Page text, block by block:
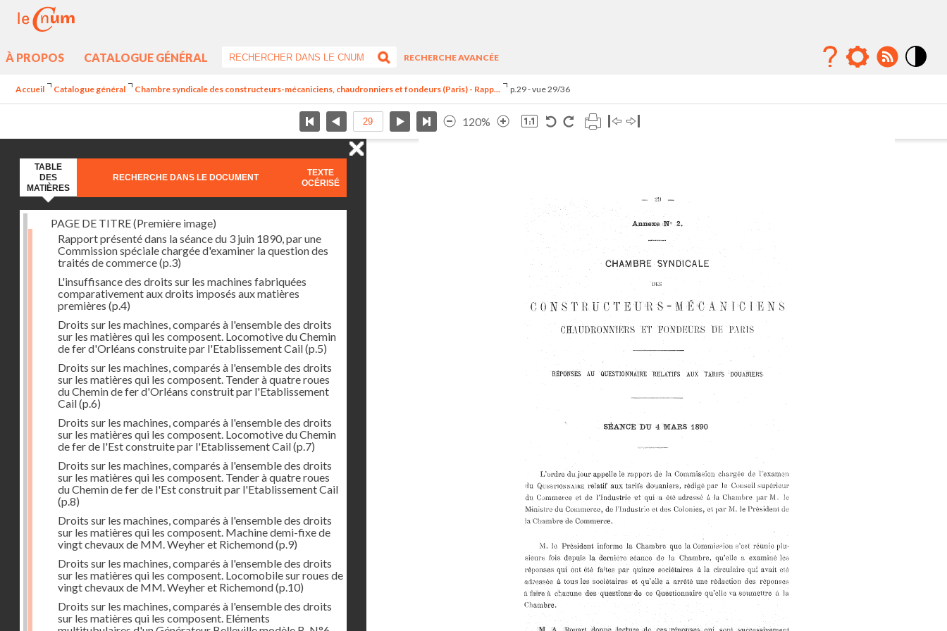
À PROPOS CATALOGUE GÉNÉRAL
RECHERCHE AVANCÉE
Accueil Catalogue général Chambre syndicale des constructeurs-mécaniciens, chaudronniers et fondeurs (Paris) - Rapp... p.29 - vue 29/36
120%
TABLE
DES
MATIÈRES
RECHERCHE DANS LE DOCUMENT
TEXTE
OCÉRISÉ
PAGE DE TITRE (Première image)
Rapport présenté dans la séance du 3 juin 1890, par une
Commission spéciale chargée d'examiner la question des
traités de commerce(p.3)
L'insuffisance des droits sur les machines fabriquées
comparativement aux droits imposés aux matières
premières (p.4)
Droits sur les machines, comparés à l'ensemble des droits
sur les matières qui les composent. Locomotive du Chemin
de fer d'Orléans construite par l'Etablissement Cail(p.5)
Droits sur les machines, comparés à l'ensemble des droits
sur les matières qui les composent. Tender à quatre roues
du Chemin de fer d'Orléans construit par l'Etablissement
Cail(p.6)
Droits sur les machines, comparés à l'ensemble des droits
sur les matières qui les composent. Locomotive du Chemin
de fer de l'Est construite par l'Etablissement Cail(p.7)
Droits sur les machines, comparés à l'ensemble des droits
sur les matières qui les composent. Tender à quatre roues
du Chemin de fer de l'Est construit par l'Etablissement Cail
(p.8)
Droits sur les machines, comparés à l'ensemble des droits
sur les matières qui les composent. Machine demi-fixe de
vingt chevaux de MM. Weyher et Richemond(p.9)
Droits sur les machines, comparés à l'ensemble des droits
sur les matières qui les composent. Locomobile sur roues de
vingt chevaux de MM. Weyher et Richemond(p.10)
Droits sur les machines, comparés à l'ensemble des droits
sur les matières qui les composent. Eléments